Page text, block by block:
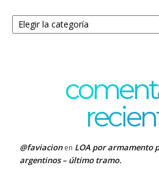
Categorías
@faviacionen LOA por armamento
argentinos – último tramo.